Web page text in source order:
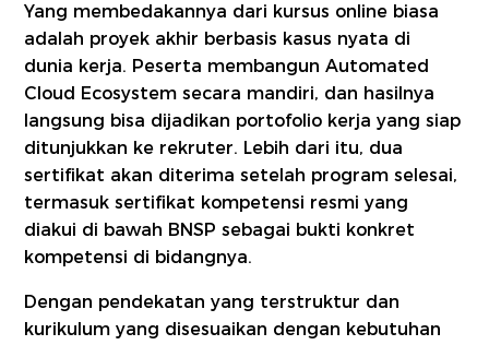
Yang membedakannya dari kursus online biasa
adalah proyek akhir berbasis kasus nyata di
dunia kerja. Peserta membangun Automated
Cloud Ecosystem secara mandiri, dan hasilnya
langsung bisa dijadikan portofolio kerja yang siap
ditunjukkan ke rekruter. Lebih dari itu, dua
sertifikat akan diterima setelah program selesai,
termasuk sertifikat kompetensi resmi yang
diakui di bawah BNSP sebagai bukti konkret
kompetensi di bidangnya.
Dengan pendekatan yang terstruktur dan
kurikulum yang disesuaikan dengan kebutuhan